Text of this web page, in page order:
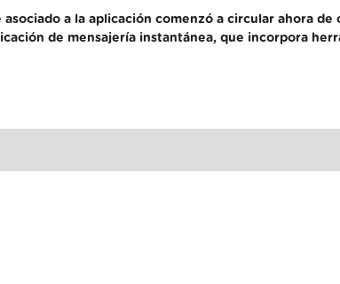
a la aplicación comenzó a circular ahora de
de mensajería instantánea, que incorpora